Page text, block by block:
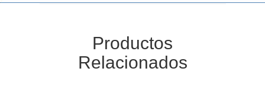
Productos
Relacionados